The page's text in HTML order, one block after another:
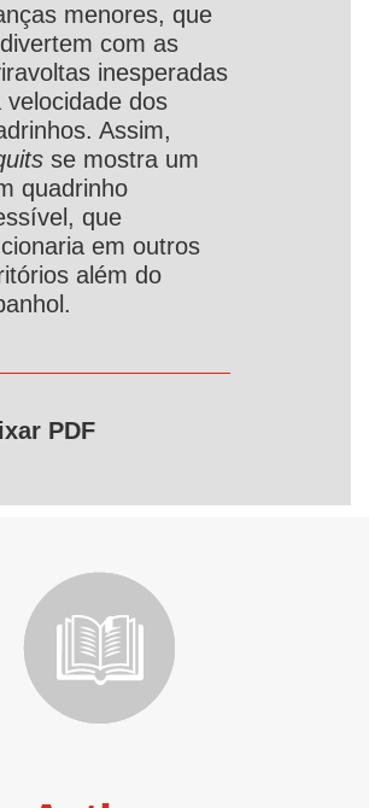
menores, que
com as
inesperadas
velocidade dos
Assim,
se mostra um
quadrinho
que
em outros
além do
PDF